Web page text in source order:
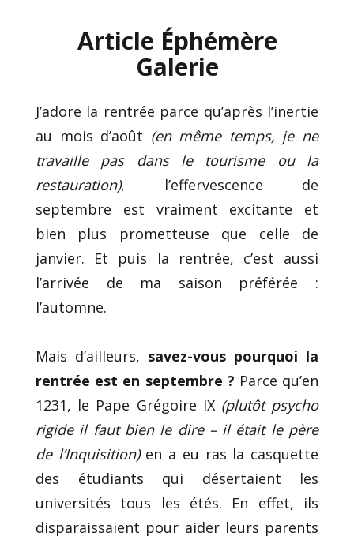
Article Éphémère
Galerie
J’adore la rentrée parce qu’après l’inertie
au mois d’août (en même temps, je ne
travaille pas dans le tourisme ou la
restauration), l’effervescence de
septembre est vraiment excitante et
bien plus prometteuse que celle de
janvier. Et puis la rentrée, c’est aussi
l’arrivée de ma saison préférée :
l’automne.
Mais d’ailleurs, savez-vous pourquoi la
rentrée est en septembre ? Parce qu’en
1231, le Pape Grégoire IX (plutôt psycho
rigide il faut bien le dire – il était le père
de l’Inquisition)en a eu ras la casquette
des étudiants qui désertaient les
universités tous les étés. En effet, ils
disparaissaient pour aider leurs parents